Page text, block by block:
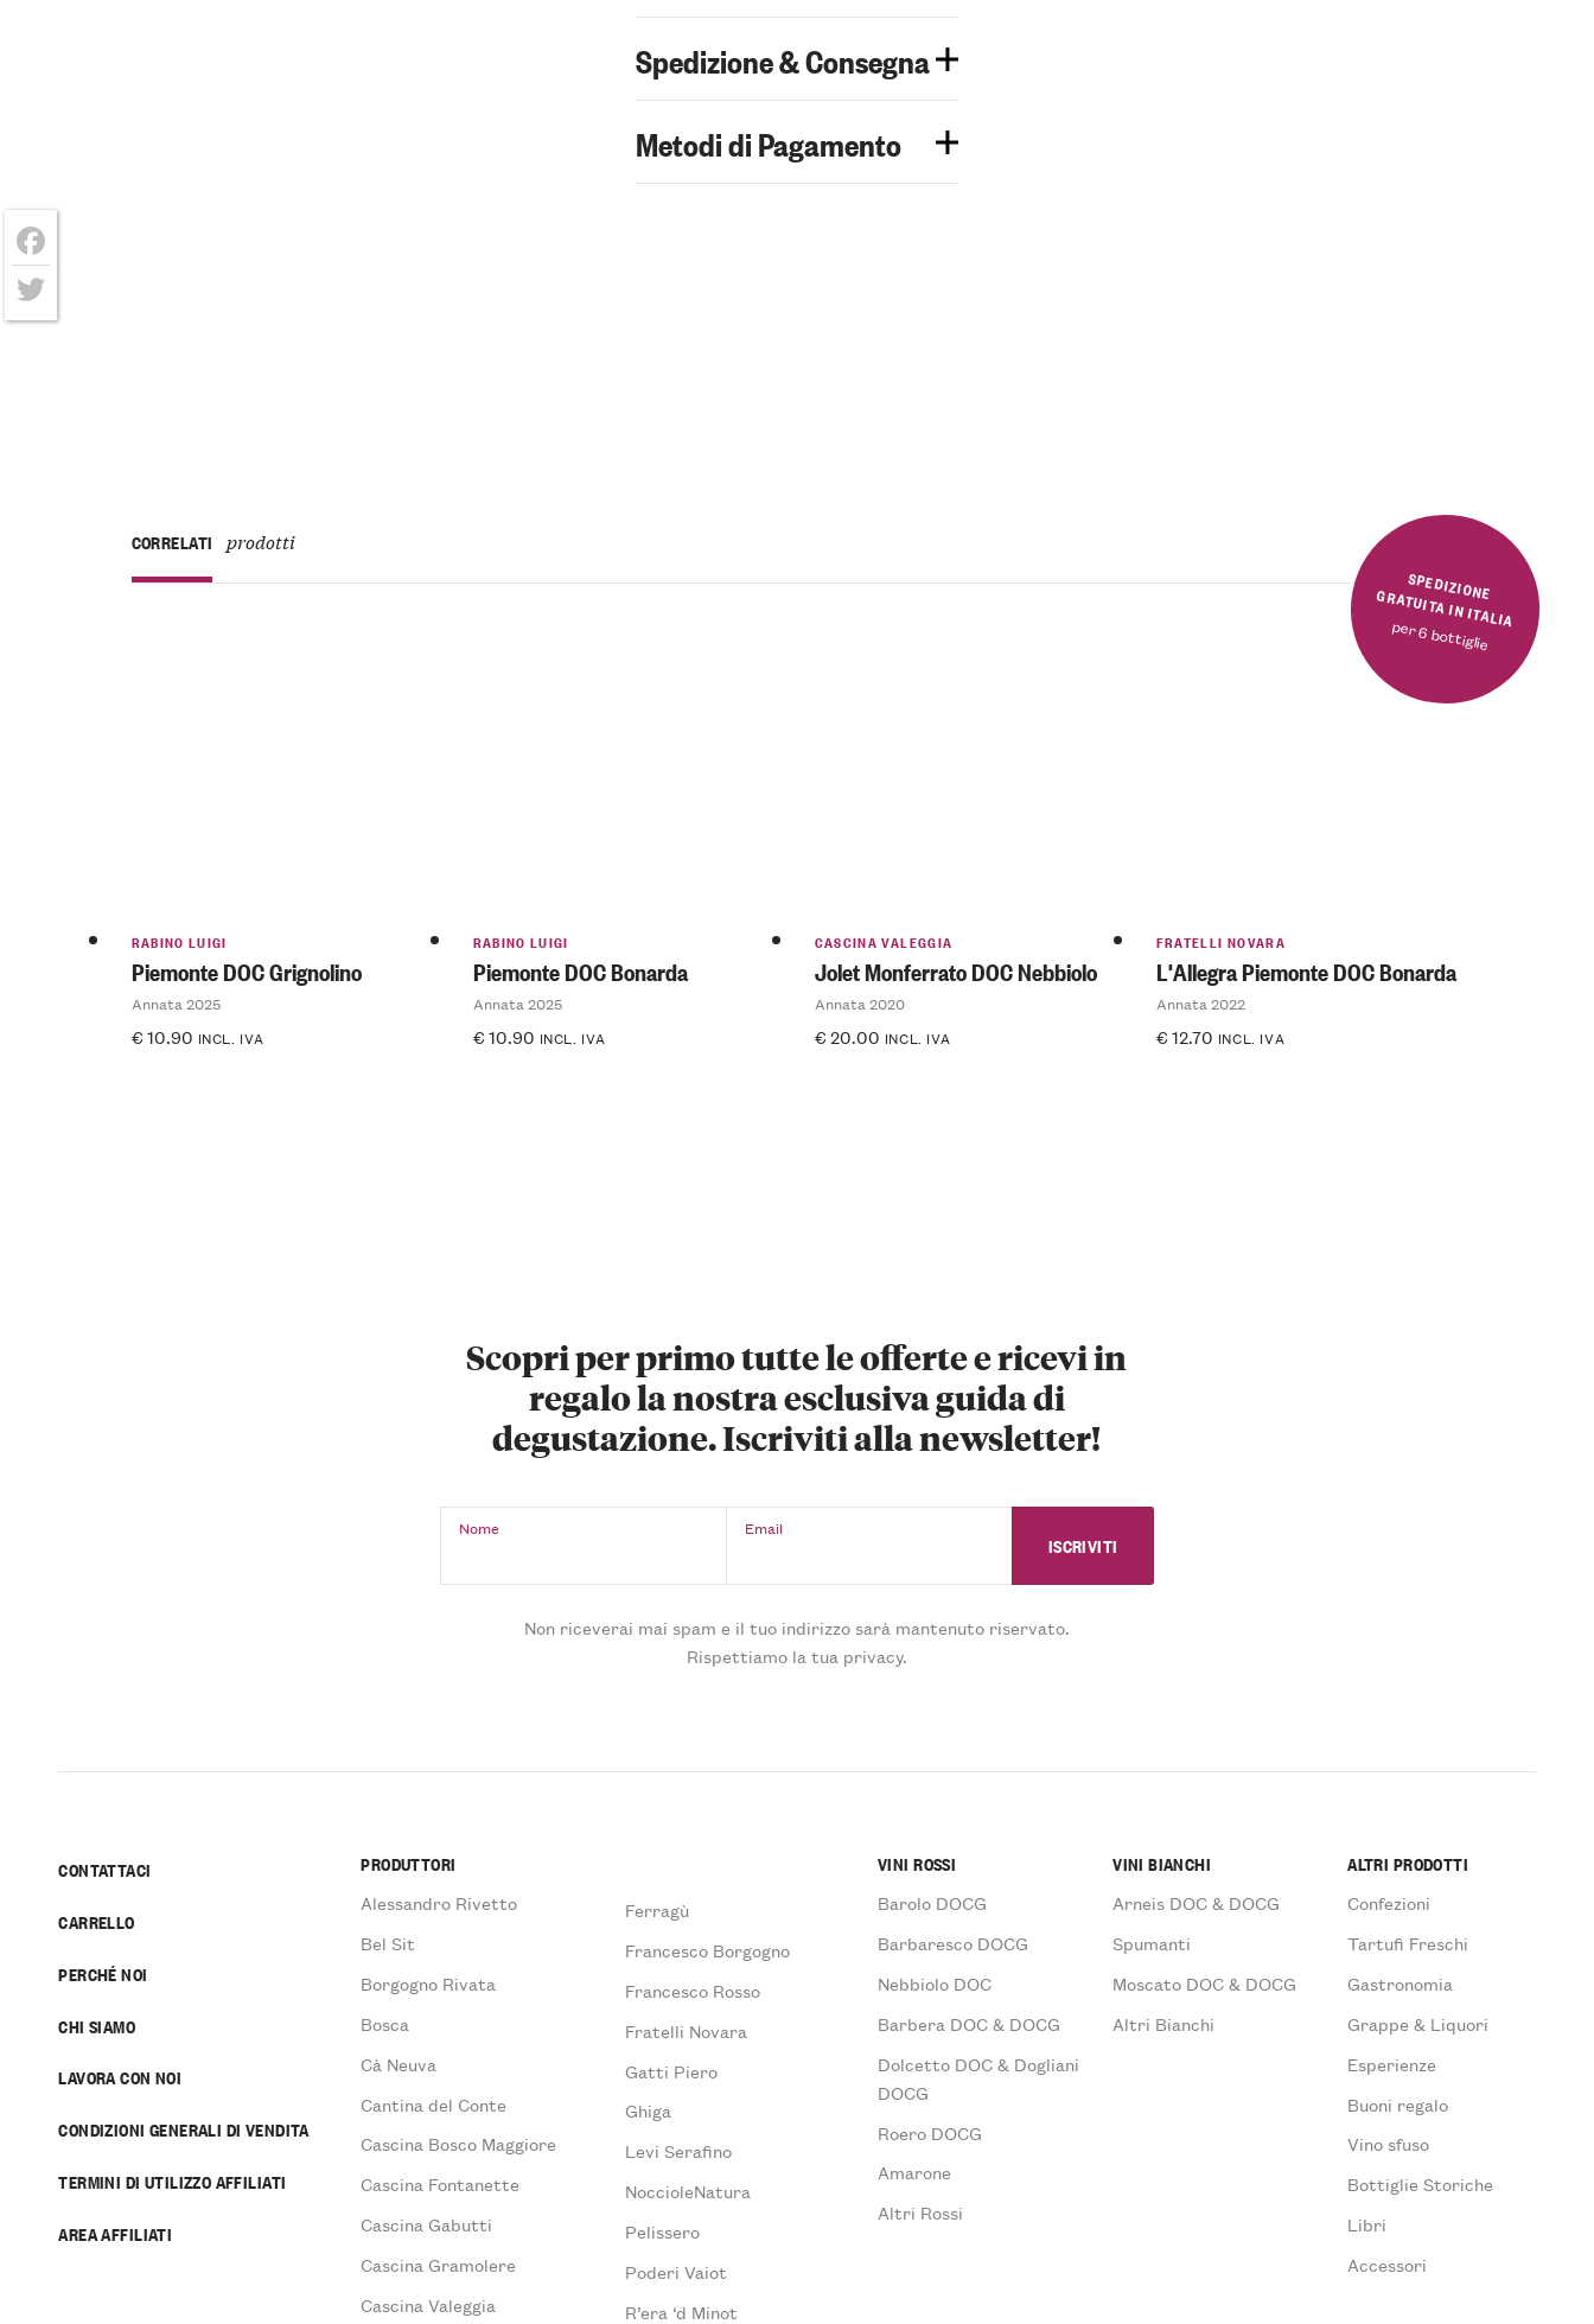
Spedizione & Consegna
Metodi di Pagamento
SPEDIZIONE GRATUITA IN ITALIA
per 6 bottiglie
CORRELATI prodotti
RABINO LUIGI
Piemonte DOC Grignolino
Annata 2025
€10.90 INCL. IVA
RABINO LUIGI
Piemonte DOC Bonarda
Annata 2025
€10.90 INCL. IVA
CASCINA VALEGGIA
Jolet Monferrato DOC Nebbiolo
Annata 2020
€20.00 INCL. IVA
FRATELLI NOVARA
L'Allegra Piemonte DOC Bonarda
Annata 2022
€12.70 INCL. IVA
Scopri per primo tutte le offerte e ricevi in
regalo la nostra esclusiva guida di
degustazione. Iscriviti alla newsletter!
Nome Email
Non riceverai mai spam e il tuo indirizzo sarà mantenuto riservato.
Rispettiamo la tua privacy.
CONTATTACI
CARRELLO
PERCHÉ NOI
CHI SIAMO
LAVORA CON NOI
CONDIZIONI GENERALI DI VENDITA
TERMINI DI UTILIZZO AFFILIATI
AREA AFFILIATI
PRODUTTORI
Alessandro Rivetto
Bel Sit
Borgogno Rivata
Bosca
Cà Neuva
Cantina del Conte
Cascina Bosco Maggiore
Cascina Fontanette
Cascina Gabutti
Cascina Gramolere
Cascina Valeggia
Ferragù
Francesco Borgogno
Francesco Rosso
Fratelli Novara
Gatti Piero
Ghiga
Levi Serafino
NoccioleNatura
Pelissero
Poderi Vaiot
R’era ‘d Minot
VINI ROSSI
Barolo DOCG
Barbaresco DOCG
Nebbiolo DOC
Barbera DOC & DOCG
Dolcetto DOC & Dogliani
DOCG
Roero DOCG
Amarone
Altri Rossi
VINI BIANCHI
Arneis DOC & DOCG
Spumanti
Moscato DOC & DOCG
Altri Bianchi
ALTRI PRODOTTI
Confezioni
Tartufi Freschi
Gastronomia
Grappe & Liquori
Esperienze
Buoni regalo
Vino sfuso
Bottiglie Storiche
Libri
Accessori
Facebook
Twitter